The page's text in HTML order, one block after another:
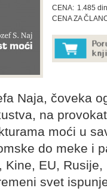
CENA: 1.485
CENA ZA
Naja, čoveka
na
moći u
do meke i
Kine, EU, Rusije,
svet